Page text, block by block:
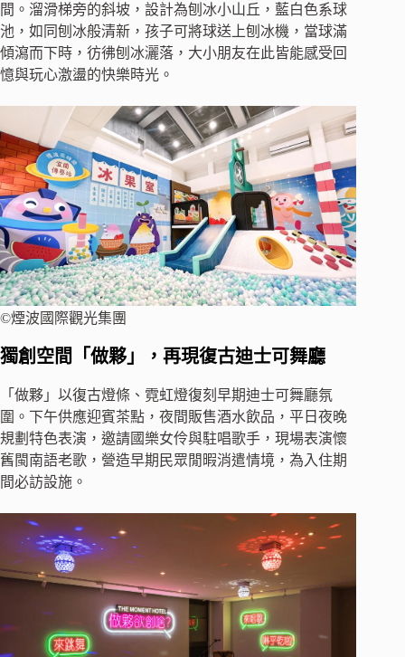
間。溜滑梯旁的斜坡，設計為刨冰小山丘，藍白色系球
池，如同刨冰般清新，孩子可將球送上刨冰機，當球滿
傾瀉而下時，彷彿刨冰灑落，大小朋友在此皆能感受回
憶與玩心激盪的快樂時光。
©煙波國際觀光集團
獨創空間「做夥」，再現復古迪士可舞廳
「做夥」以復古燈條、霓虹燈復刻早期迪士可舞廳氛
圍。下午供應迎賓茶點，夜間販售酒水飲品，平日夜晚
規劃特色表演，邀請國樂女伶與駐唱歌手，現場表演懷
舊閩南語老歌，營造早期民眾閒暇消遣情境，為入住期
間必訪設施。